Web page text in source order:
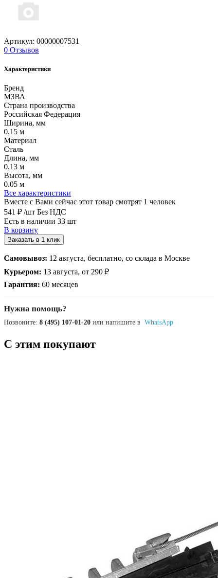
Артикул: 00000007531
0 Отзывов
Характеристики
Бренд
МЗВА
Страна производства
Российская Федерация
Ширина, мм
0.15 м
Материал
Сталь
Длина, мм
0.13 м
Высота, мм
0.05 м
Все характеристики
Вместе с Вами сейчас этот товар смотрят 1 человек
541 ₽ /шт Без НДС
Есть в наличии 33 шт
В корзину
Заказать в 1 клик
Самовывоз: 12 августа, бесплатно, со склада в Москве
Курьером: 13 августа, от 290 ₽
Гарантия: 60 месяцев
Нужна помощь?
Позвоните: 8 (495) 107-01-20 или напишите в WhatsApp
С этим покупают